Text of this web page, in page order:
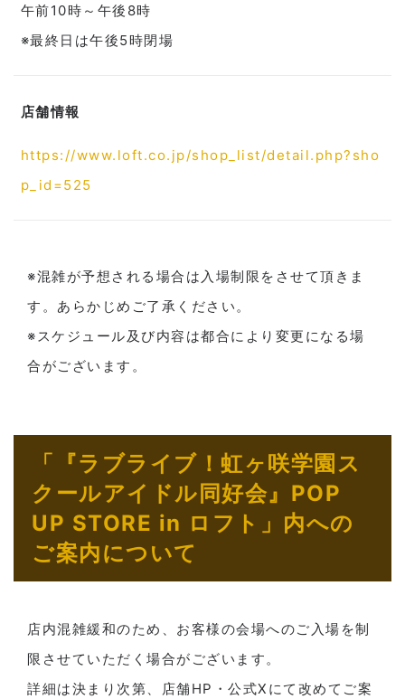
午前10時～午後8時
※最終日は午後5時閉場
店舗情報
https://www.loft.co.jp/shop_list/detail.php?sho
p_id=525
※混雑が予想される場合は入場制限をさせて頂きま
す。あらかじめご了承ください。
※スケジュール及び内容は都合により変更になる場
合がございます。
「『ラブライブ！虹ヶ咲学園ス
クールアイドル同好会』POP
UP STORE in ロフト」内への
ご案内について
店内混雑緩和のため、お客様の会場へのご入場を制
限させていただく場合がございます。
詳細は決まり次第、店舗HP・公式Xにて改めてご案